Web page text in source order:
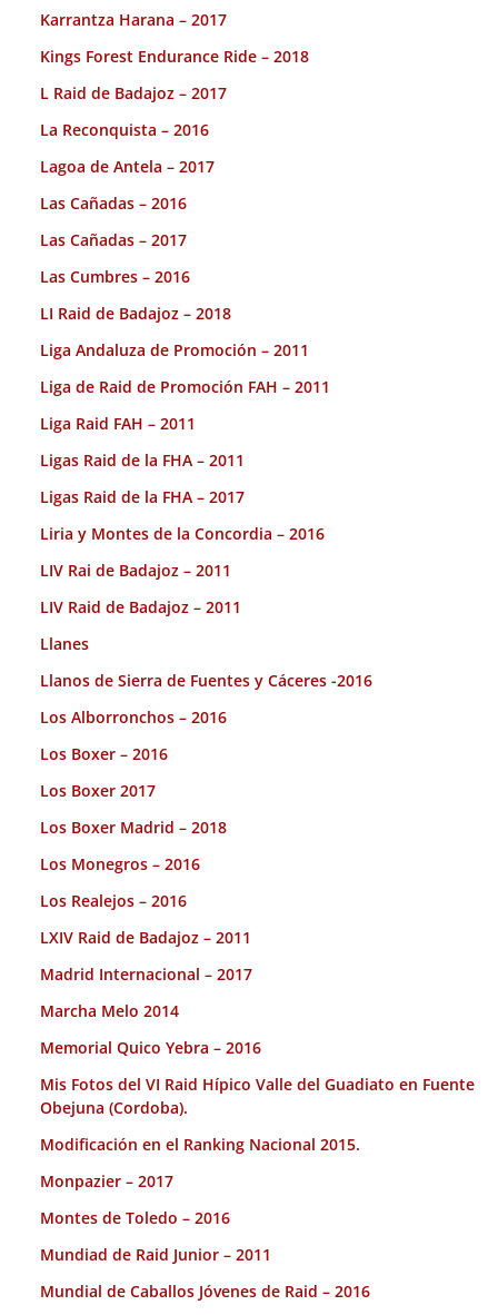
Karrantza Harana – 2017
Kings Forest Endurance Ride – 2018
L Raid de Badajoz – 2017
La Reconquista – 2016
Lagoa de Antela – 2017
Las Cañadas – 2016
Las Cañadas – 2017
Las Cumbres – 2016
LI Raid de Badajoz – 2018
Liga Andaluza de Promoción – 2011
Liga de Raid de Promoción FAH – 2011
Liga Raid FAH – 2011
Ligas Raid de la FHA – 2011
Ligas Raid de la FHA – 2017
Liria y Montes de la Concordia – 2016
LIV Rai de Badajoz – 2011
LIV Raid de Badajoz – 2011
Llanes
Llanos de Sierra de Fuentes y Cáceres -2016
Los Alborronchos – 2016
Los Boxer – 2016
Los Boxer 2017
Los Boxer Madrid – 2018
Los Monegros – 2016
Los Realejos – 2016
LXIV Raid de Badajoz – 2011
Madrid Internacional – 2017
Marcha Melo 2014
Memorial Quico Yebra – 2016
Mis Fotos del VI Raid Hípico Valle del Guadiato en Fuente
Obejuna (Cordoba).
Modificación en el Ranking Nacional 2015.
Monpazier – 2017
Montes de Toledo – 2016
Mundiad de Raid Junior – 2011
Mundial de Caballos Jóvenes de Raid – 2016